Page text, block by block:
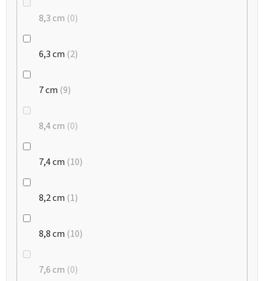
8,3 cm 0
6,3 cm 2
7 cm 9
8,4 cm 0
7,4 cm 10
8,2 cm 1
8,8 cm 10
7,6 cm 0